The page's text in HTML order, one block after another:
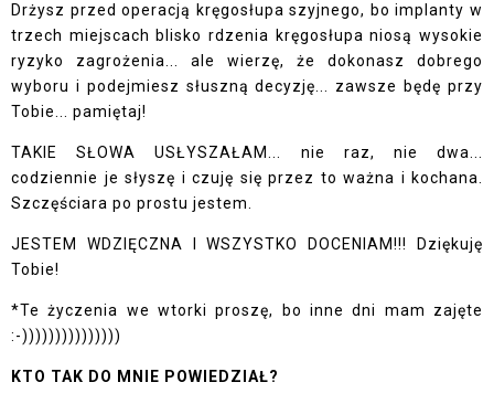
Drżysz przed operacją kręgosłupa szyjnego, bo implanty w
trzech miejscach blisko rdzenia kręgosłupa niosą wysokie
ryzyko zagrożenia... ale wierzę, że dokonasz dobrego
wyboru i podejmiesz słuszną decyzję... zawsze będę przy
Tobie... pamiętaj!
TAKIE SŁOWA USŁYSZAŁAM... nie raz, nie dwa...
codziennie je słyszę i czuję się przez to ważna i kochana.
Szczęściara po prostu jestem.
JESTEM WDZIĘCZNA I WSZYSTKO DOCENIAM!!! Dziękuję
Tobie!
*Te życzenia we wtorki proszę, bo inne dni mam zajęte
:-)))))))))))))))
KTO TAK DO MNIE POWIEDZIAŁ?